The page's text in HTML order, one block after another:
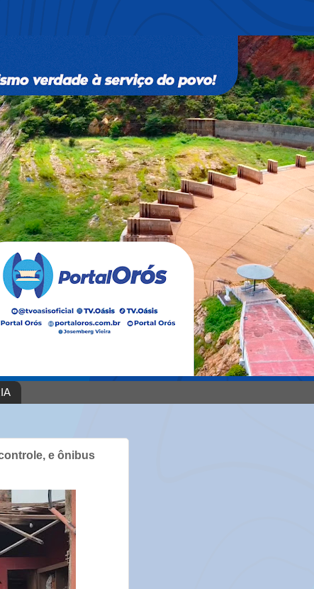
e ônibus